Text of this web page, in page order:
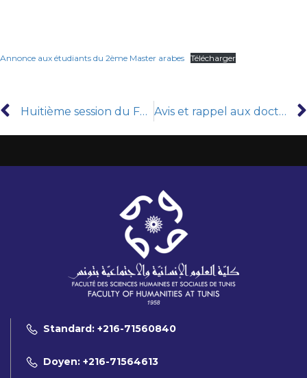
Annonce aux étudiants du 2ème Master arabes Télécharger
Huitième session du Festival des étudiants pour la calligraphie arabe Avis et rappel aux doctorants à propos des délais d’inscription
Standard: +216-71560840
Doyen: +216-71564613